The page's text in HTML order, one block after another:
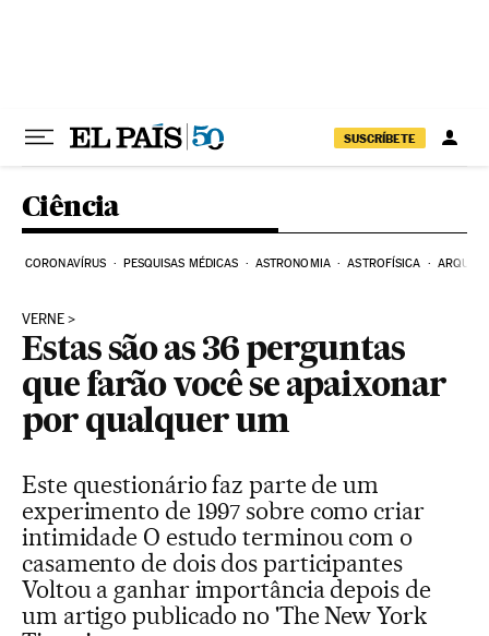
SUSCRÍBETE
Ciência
CORONAVÍRUS PESQUISAS MÉDICAS ASTRONOMIA ASTROFÍSICA
VERNE
Estas são as 36 perguntas
que farão você se apaixonar
por qualquer um
Este questionário faz parte de um
experimento de 1997 sobre como criar
intimidade O estudo terminou com o
casamento de dois dos participantes
Voltou a ganhar importância depois de
um artigo publicado no 'The New York